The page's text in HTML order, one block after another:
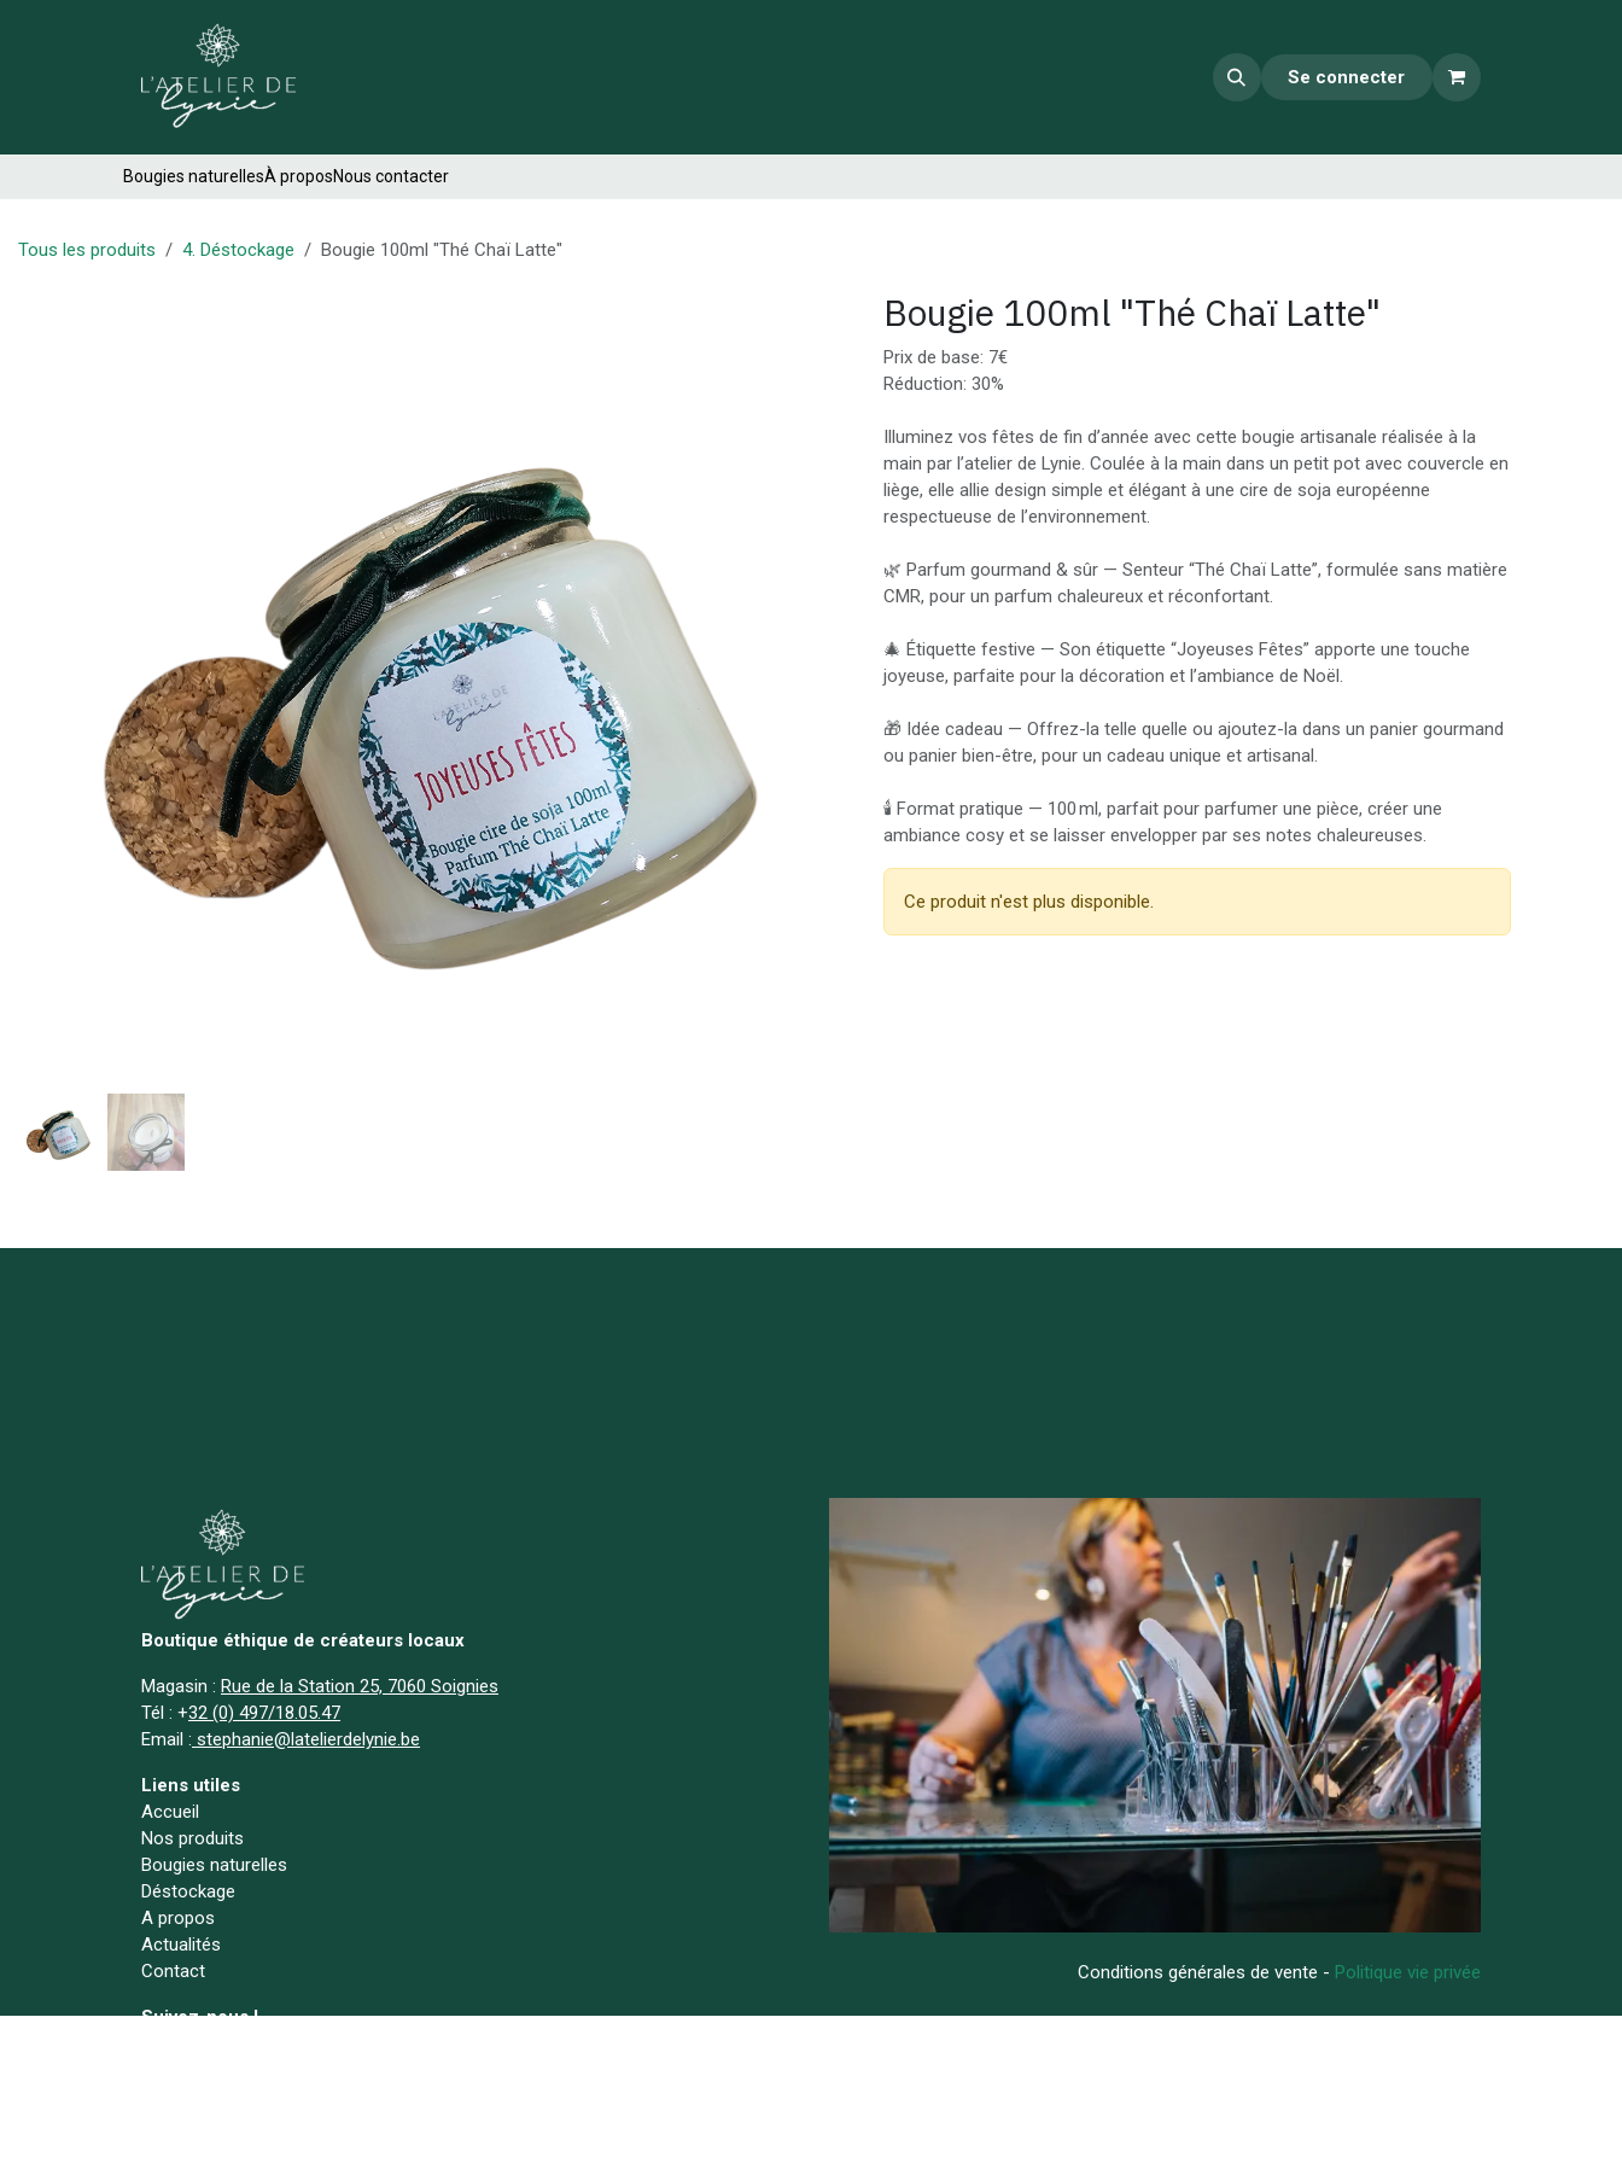
Se connecter
Bougies naturellesÀ proposNous contacter
Tous les produits 4. Déstockage Bougie 100ml "Thé Chaï Latte"
Bougie 100ml "Thé Chaï Latte"
Prix de base: 7€
Réduction: 30%
Illuminez vos fêtes de fin d’année avec cette bougie artisanale réalisée à la
main par l’atelier de Lynie. Coulée à la main dans un petit pot avec couvercle en
liège, elle allie design simple et élégant à une cire de soja européenne
respectueuse de l’environnement.
🌿 Parfum gourmand & sûr — Senteur “Thé Chaï Latte”, formulée sans matière
CMR, pour un parfum chaleureux et réconfortant.
🎄 Étiquette festive — Son étiquette “Joyeuses Fêtes” apporte une touche
joyeuse, parfaite pour la décoration et l’ambiance de Noël.
🎁 Idée cadeau — Offrez-la telle quelle ou ajoutez-la dans un panier gourmand
ou panier bien-être, pour un cadeau unique et artisanal.
🕯 Format pratique — 100 ml, parfait pour parfumer une pièce, créer une
ambiance cosy et se laisser envelopper par ses notes chaleureuses.
Ce produit n'est plus disponible.
Boutique éthique de créateurs locaux
Magasin : Rue de la Station 25, 7060 Soignies
Tél : +32 (0) 497/18.05.47
Email : stephanie@latelierdelynie.be
Liens utiles
Accueil
Nos produits
Bougies naturelles
Déstockage
A propos
Actualités
Contact
Suivez-nous !
Conditions générales de vente - Politique vie privée